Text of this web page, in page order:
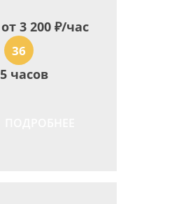
от 3 200₽/час
36
5 часов